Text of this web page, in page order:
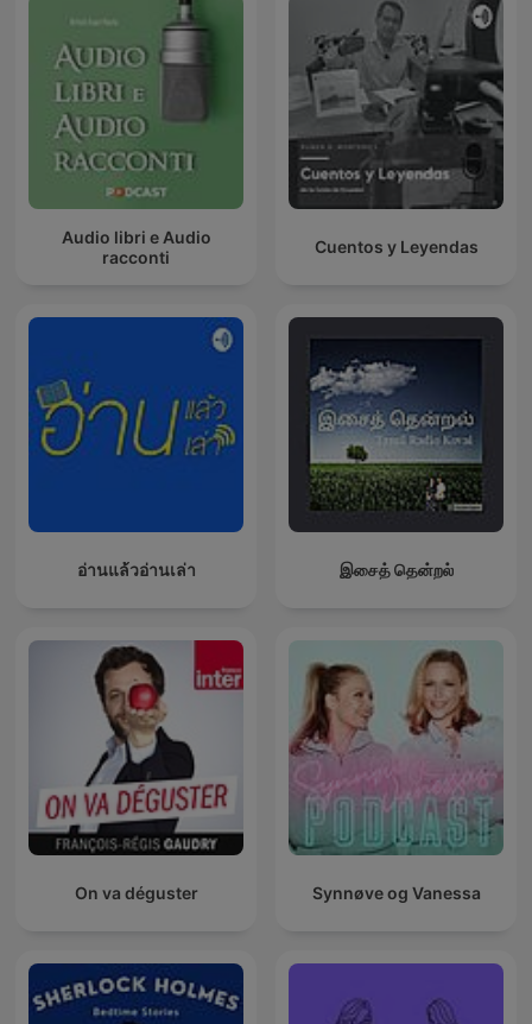
Audio libri e Audio
racconti
Cuentos y Leyendas
อ่านแล้วอ่านเล่า இசைத் தென்றல்
On va déguster Synnøve og Vanessa